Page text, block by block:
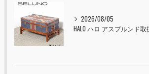
2026/08/05